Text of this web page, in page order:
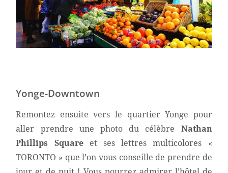
Yonge-Downtown
Remontez ensuite vers le quartier Yonge pour
aller prendre une photo du célèbre Nathan
Phillips Square et ses lettres multicolores «
TORONTO » que l’on vous conseille de prendre de